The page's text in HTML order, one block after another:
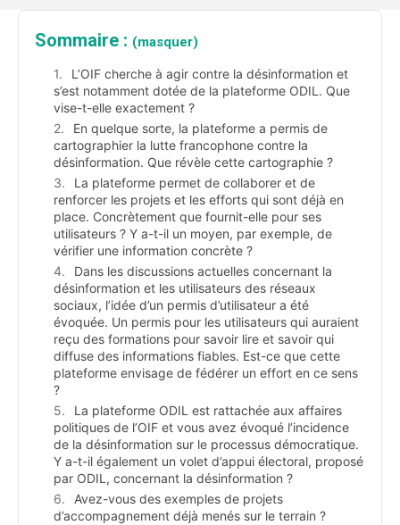
Sommaire : (masquer)
L’OIF cherche à agir contre la désinformation et
s’est notamment dotée de la plateforme ODIL. Que
vise-t-elle exactement ?
En quelque sorte, la plateforme a permis de
cartographier la lutte francophone contre la
désinformation. Que révèle cette cartographie ?
La plateforme permet de collaborer et de
renforcer les projets et les efforts qui sont déjà en
place. Concrètement que fournit-elle pour ses
utilisateurs ? Y a-t-il un moyen, par exemple, de
vérifier une information concrète ?
Dans les discussions actuelles concernant la
désinformation et les utilisateurs des réseaux
sociaux, l’idée d’un permis d’utilisateur a été
évoquée. Un permis pour les utilisateurs qui auraient
reçu des formations pour savoir lire et savoir qui
diffuse des informations fiables. Est-ce que cette
plateforme envisage de fédérer un effort en ce sens
?
La plateforme ODIL est rattachée aux affaires
politiques de l’OIF et vous avez évoqué l’incidence
de la désinformation sur le processus démocratique.
Y a-t-il également un volet d’appui électoral, proposé
par ODIL, concernant la désinformation ?
Avez-vous des exemples de projets
d’accompagnement déjà menés sur le terrain ?